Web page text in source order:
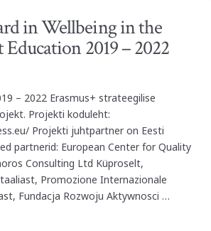
in Wellbeing in the
2019 – 2022
– 2022 Erasmus+ strateegilise
Projekti koduleht:
Projekti juhtpartner on Eesti
partnerid: European Center for Quality
Consulting Ltd Küproselt,
Promozione Internazionale
Fundacja Rozwoju Aktywnosci …